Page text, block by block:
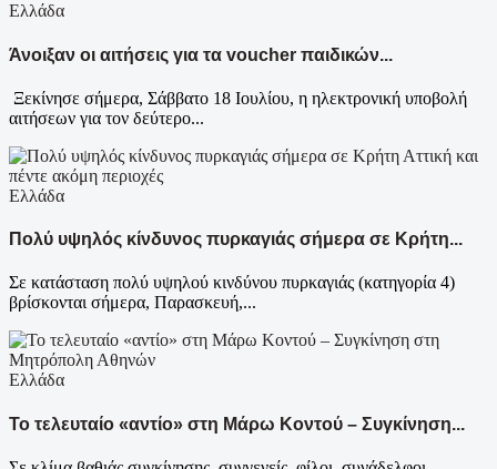
Ελλάδα
Άνοιξαν οι αιτήσεις για τα voucher παιδικών...
Ξεκίνησε σήμερα, Σάββατο 18 Ιουλίου, η ηλεκτρονική υποβολή
αιτήσεων για τον δεύτερο...
Ελλάδα
Πολύ υψηλός κίνδυνος πυρκαγιάς σήμερα σε Κρήτη...
Σε κατάσταση πολύ υψηλού κινδύνου πυρκαγιάς (κατηγορία 4)
βρίσκονται σήμερα, Παρασκευή,...
Ελλάδα
Το τελευταίο «αντίο» στη Μάρω Κοντού – Συγκίνηση...